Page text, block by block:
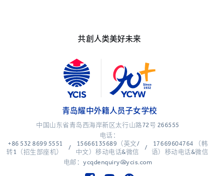
共創人类美好未来
青岛耀中外籍人员子女学校
中国山东省青岛西海岸新区太行山路72号 266555
电话：
+86 532 8699 5551
转1（招生部座机）
/
15666135689（英文/
中文）移动电话&微信
/
17669604764 （韩
语）移动电话&微信
电邮：ycqdenquiry@ycis.com